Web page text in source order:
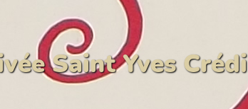
Saint Yves